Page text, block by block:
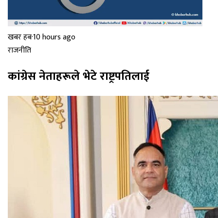
खबर हब·10 hours ago
राजनीति
कांग्रेस नेताहरूले भेटे राष्ट्रपतिलाई